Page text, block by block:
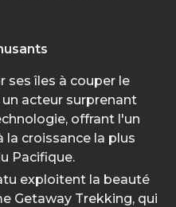
ses îles à couper le
acteur surprenant
offrant l'un
la croissance la plus
Pacifique.
exploitent la beauté
Getaway Trekking, qui